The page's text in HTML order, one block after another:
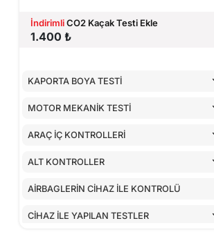
İndirimliCO2 Kaçak Testi Ekle
1.400 ₺
KAPORTA BOYA TESTİ
MOTOR MEKANİK TESTİ
ARAÇ İÇ KONTROLLERİ
ALT KONTROLLER
AİRBAGLERİN CİHAZ İLE KONTROLÜ
CİHAZ İLE YAPILAN TESTLER